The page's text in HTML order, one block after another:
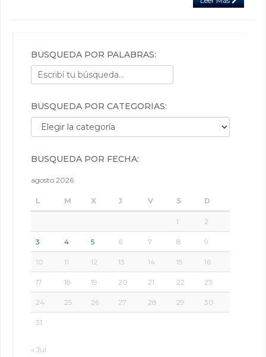
BÚSQUEDA POR PALABRAS:
BÚSQUEDA POR CATEGORÍAS:
Búsqueda por categorías:
BÚSQUEDA POR FECHA:
agosto 2026
L M X J V S D
1 2
3 4 5 6 7 8 9
10 11 12 13 14 15 16
17 18 19 20 21 22 23
24 25 26 27 28 29 30
31
« Jul